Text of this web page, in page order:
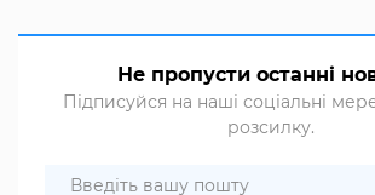
Не пропусти останні
Підписуйся на наші соціальні
розсилку.